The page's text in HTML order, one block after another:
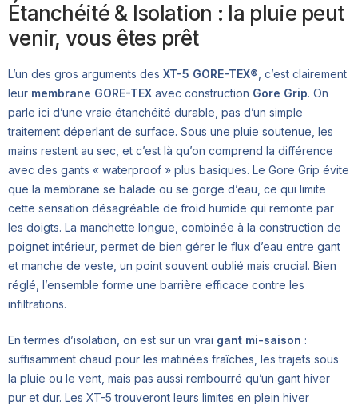
Étanchéité & Isolation : la pluie peut
venir, vous êtes prêt
L’un des gros arguments des XT-5 GORE-TEX® , c’est clairement
leur membrane GORE-TEX avec construction Gore Grip. On
parle ici d’une vraie étanchéité durable, pas d’un simple
traitement déperlant de surface. Sous une pluie soutenue, les
mains restent au sec, et c’est là qu’on comprend la différence
avec des gants « waterproof » plus basiques. Le Gore Grip évite
que la membrane se balade ou se gorge d’eau, ce qui limite
cette sensation désagréable de froid humide qui remonte par
les doigts. La manchette longue, combinée à la construction de
poignet intérieur, permet de bien gérer le flux d’eau entre gant
et manche de veste, un point souvent oublié mais crucial. Bien
réglé, l’ensemble forme une barrière efficace contre les
infiltrations.
En termes d’isolation, on est sur un vrai gant mi-saison :
suffisamment chaud pour les matinées fraîches, les trajets sous
la pluie ou le vent, mais pas aussi rembourré qu’un gant hiver
pur et dur. Les XT-5 trouveront leurs limites en plein hiver